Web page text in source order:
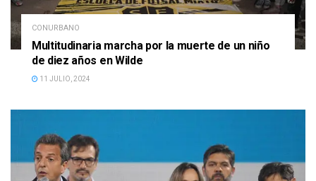
CONURBANO
Multitudinaria marcha por la muerte de un niño
de diez años en Wilde
11 JULIO, 2024